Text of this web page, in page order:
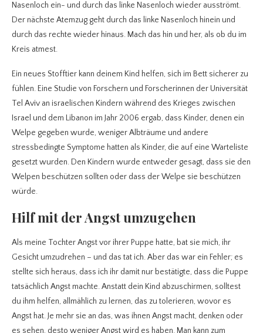
Nasenloch ein- und durch das linke Nasenloch wieder ausströmt.
Der nächste Atemzug geht durch das linke Nasenloch hinein und
durch das rechte wieder hinaus. Mach das hin und her, als ob du im
Kreis atmest.
Ein neues Stofftier kann deinem Kind helfen, sich im Bett sicherer zu
fühlen. Eine Studie von Forschern und Forscherinnen der Universität
Tel Aviv an israelischen Kindern während des Krieges zwischen
Israel und dem Libanon im Jahr 2006 ergab, dass Kinder, denen ein
Welpe gegeben wurde, weniger Albträume und andere
stressbedingte Symptome hatten als Kinder, die auf eine Warteliste
gesetzt wurden. Den Kindern wurde entweder gesagt, dass sie den
Welpen beschützen sollten oder dass der Welpe sie beschützen
würde.
Hilf mit der Angst umzugehen
Als meine Tochter Angst vor ihrer Puppe hatte, bat sie mich, ihr
Gesicht umzudrehen – und das tat ich. Aber das war ein Fehler; es
stellte sich heraus, dass ich ihr damit nur bestätigte, dass die Puppe
tatsächlich Angst machte. Anstatt dein Kind abzuschirmen, solltest
du ihm helfen, allmählich zu lernen, das zu tolerieren, wovor es
Angst hat. Je mehr sie an das, was ihnen Angst macht, denken oder
es sehen, desto weniger Angst wird es haben. Man kann zum